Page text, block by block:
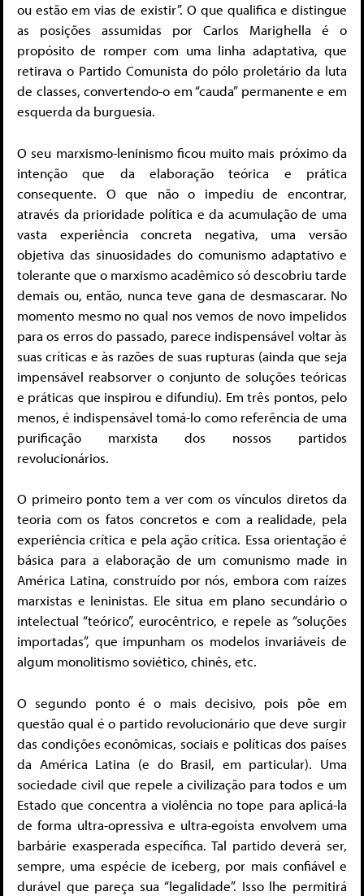
ou estão em vias de existir”. O que qualifica e distingue
as posições assumidas por Carlos Marighella é o
propósito de romper com uma linha adaptativa, que
retirava o Partido Comunista do pólo proletário da luta
de classes, convertendo-o em “cauda” permanente e em
esquerda da burguesia.
O seu marxismo-leninismo ficou muito mais próximo da
intenção que da elaboração teórica e prática
consequente. O que não o impediu de encontrar,
através da prioridade política e da acumulação de uma
vasta experiência concreta negativa, uma versão
objetiva das sinuosidades do comunismo adaptativo e
tolerante que o marxismo acadêmico só descobriu tarde
demais ou, então, nunca teve gana de desmascarar. No
momento mesmo no qual nos vemos de novo impelidos
para os erros do passado, parece indispensável voltar às
suas críticas e às razões de suas rupturas (ainda que seja
impensável reabsorver o conjunto de soluções teóricas
e práticas que inspirou e difundiu). Em três pontos, pelo
menos, é indispensável tomá-lo como referência de uma
purificação marxista dos nossos partidos
revolucionários.
O primeiro ponto tem a ver com os vínculos diretos da
teoria com os fatos concretos e com a realidade, pela
experiência crítica e pela ação crítica. Essa orientação é
básica para a elaboração de um comunismo made in
América Latina, construído por nós, embora com raízes
marxistas e leninistas. Ele situa em plano secundário o
intelectual “teórico”, eurocêntrico, e repele as “soluções
importadas”, que impunham os modelos invariáveis de
algum monolitismo soviético, chinês, etc.
O segundo ponto é o mais decisivo, pois põe em
questão qual é o partido revolucionário que deve surgir
das condições econômicas, sociais e políticas dos países
da América Latina (e do Brasil, em particular). Uma
sociedade civil que repele a civilização para todos e um
Estado que concentra a violência no tope para aplicá-la
de forma ultra-opressiva e ultra-egoísta envolvem uma
barbárie exasperada específica. Tal partido deverá ser,
sempre, uma espécie de iceberg, por mais confiável e
durável que pareça sua “legalidade”. Isso lhe permitirá